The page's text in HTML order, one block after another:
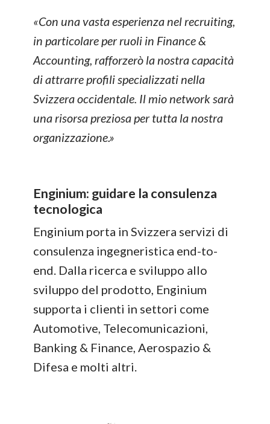
«Con una vasta esperienza nel recruiting,
in particolare per ruoli in Finance &
Accounting, rafforzerò la nostra capacità
di attrarre profili specializzati nella
Svizzera occidentale. Il mio network sarà
una risorsa preziosa per tutta la nostra
organizzazione.»
Enginium: guidare la consulenza
tecnologica
Enginium porta in Svizzera servizi di
consulenza ingegneristica end-to-
end. Dalla ricerca e sviluppo allo
sviluppo del prodotto, Enginium
supporta i clienti in settori come
Automotive, Telecomunicazioni,
Banking & Finance, Aerospazio &
Difesa e molti altri.